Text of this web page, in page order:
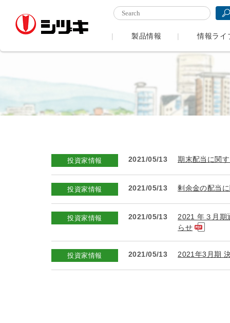
製品情報 情報ライ
投資家情報 2021/05/13 期末配当に関
投資家情報 2021/05/13 剰余金の配当
投資家情報 2021/05/13
2021 年３月期
らせ
投資家情報 2021/05/13 2021年3月期